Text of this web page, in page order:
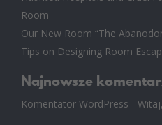
Room
Our New Room “The
Tips on Designing Room
Najnowsze
Komentator WordPress -